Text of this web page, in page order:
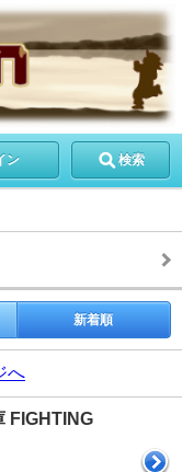
ン 検索
新着順
へ
FIGHTING